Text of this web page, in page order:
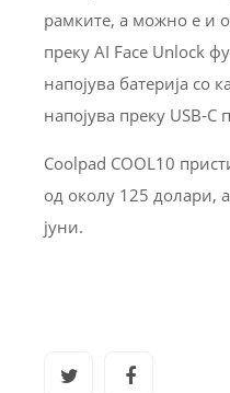
рамките, а можно е и
преку AI Face Unlock
напојува батерија со
напојува преку USB-C
Coolpad COOL10
од околу 125 долари,
јуни.